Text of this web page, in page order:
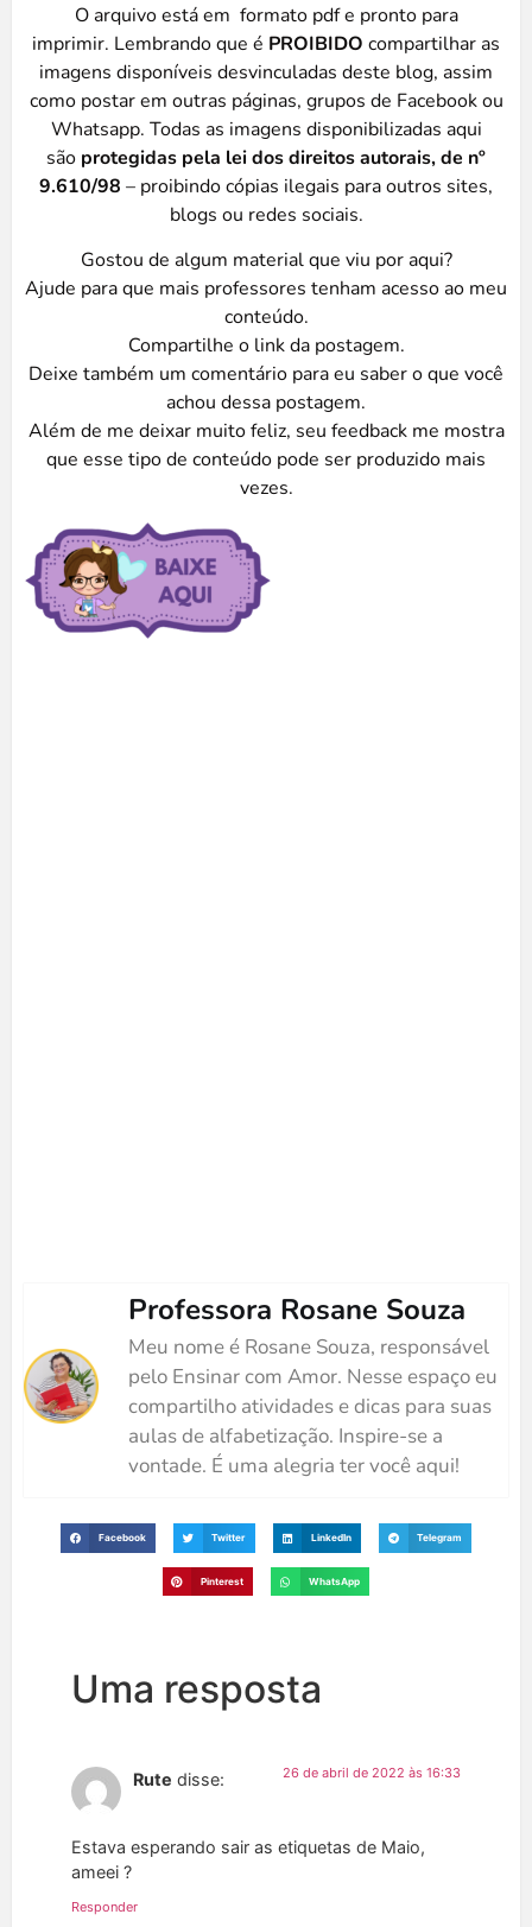
O arquivo está em formato pdf e pronto para
imprimir. Lembrando que é PROIBIDO compartilhar as
imagens disponíveis desvinculadas deste blog, assim
como postar em outras páginas, grupos de Facebook ou
Whatsapp. Todas as imagens disponibilizadas aqui
são protegidas pela lei dos direitos autorais, de nº
9.610/98 – proibindo cópias ilegais para outros sites,
blogs ou redes sociais.
Gostou de algum material que viu por aqui?
Ajude para que mais professores tenham acesso ao meu
conteúdo.
Compartilhe o link da postagem.
Deixe também um comentário para eu saber o que você
achou dessa postagem.
Além de me deixar muito feliz, seu feedback me mostra
que esse tipo de conteúdo pode ser produzido mais
vezes.
Professora Rosane Souza
Meu nome é Rosane Souza, responsável
pelo Ensinar com Amor. Nesse espaço eu
compartilho atividades e dicas para suas
aulas de alfabetização. Inspire-se a
vontade. É uma alegria ter você aqui!
Facebook Twitter LinkedIn Telegram
Pinterest WhatsApp
Uma resposta
Rute disse: 26 de abril de 2022 às 16:33
Estava esperando sair as etiquetas de Maio,
ameei ?
Responder